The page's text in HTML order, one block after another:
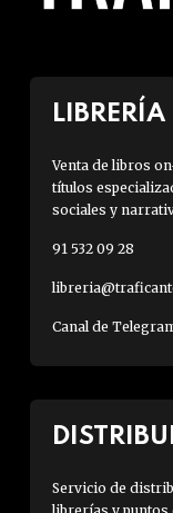
LIBRERÍA
Venta de libros
títulos
sociales y
91 532 09 28
Canal de
Servicio de